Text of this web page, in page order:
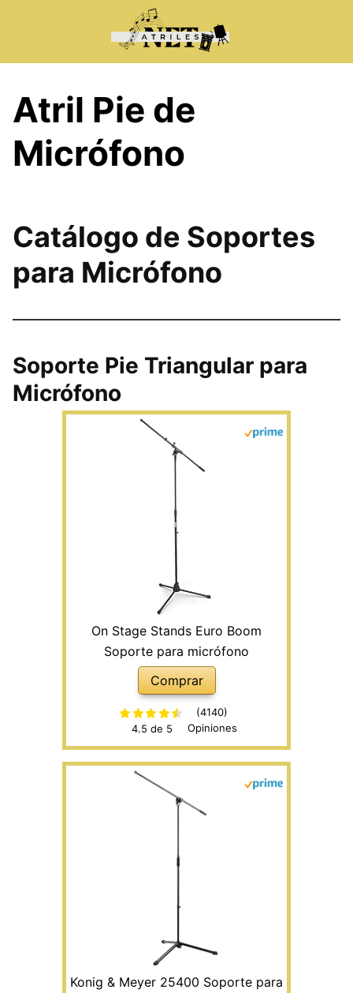
Atril Pie de
Micrófono
Catálogo de Soportes
para Micrófono
Soporte Pie Triangular para
Micrófono
On Stage Stands Euro Boom
Soporte para micrófono
Comprar
4.5 de 5
(4140)
Opiniones
Konig & Meyer 25400 Soporte para